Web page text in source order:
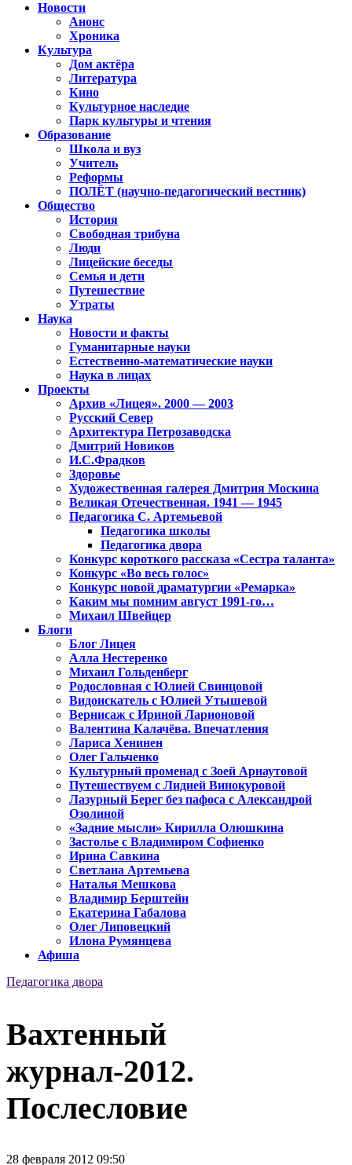
Новости
Анонс
Хроника
Культура
Дом актёра
Литература
Кино
Культурное наследие
Парк культуры и чтения
Образование
Школа и вуз
Учитель
Реформы
ПОЛЁТ (научно-педагогический вестник)
Общество
История
Свободная трибуна
Люди
Лицейские беседы
Семья и дети
Путешествие
Утраты
Наука
Новости и факты
Гуманитарные науки
Естественно-математические науки
Наука в лицах
Проекты
Архив «Лицея». 2000 — 2003
Русский Север
Архитектура Петрозаводска
Дмитрий Новиков
И.С.Фрадков
Здоровье
Художественная галерея Дмитрия Москина
Великая Отечественная. 1941 — 1945
Педагогика С. Артемьевой
Педагогика школы
Педагогика двора
Конкурс короткого рассказа «Сестра таланта»
Конкурс «Во весь голос»
Конкурс новой драматургии «Ремарка»
Каким мы помним август 1991-го…
Михаил Швейцер
Блоги
Блог Лицея
Алла Нестеренко
Михаил Гольденберг
Родословная с Юлией Свинцовой
Видоискатель с Юлией Утышевой
Вернисаж с Ириной Ларионовой
Валентина Калачёва. Впечатления
Лариса Хенинен
Олег Гальченко
Культурный променад с Зоей Арнаутовой
Путешествуем с Лидией Винокуровой
Лазурный Берег без пафоса с Александрой
Озолиной
«Задние мысли» Кирилла Олюшкина
Застолье с Владимиром Софиенко
Ирина Савкина
Светлана Артемьева
Наталья Мешкова
Владимир Берштейн
Екатерина Габалова
Олег Липовецкий
Илона Румянцева
Афиша
Педагогика двора
Вахтенный
журнал-2012.
Послесловие
28 февраля 2012 09:50